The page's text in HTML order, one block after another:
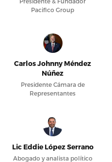
Pacifico Group
Carlos Johnny Méndez
Núñez
Presidente Cámara de
Representantes
Lic Eddie López Serrano
Abogado y analista político